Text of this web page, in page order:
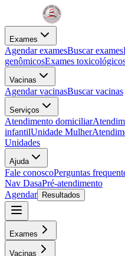
Exames
Agendar examesBuscar exames
genômicosExames
Vacinas
Agendar vacinasBuscar vacinas
Serviços
Atendimento domiciliar
infantilUnidade Mulher
Unidades
Ajuda
Fale conoscoPerguntas
Nav DasaPré-atendimento
Agendar
Resultados
Exames
Vacinas